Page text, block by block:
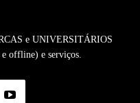
e UNIVERSITÁRIOS
offline) e serviços.